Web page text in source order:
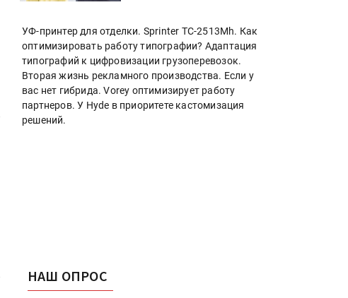
УФ-принтер для отделки. Sprinter ТС-2513Mh. Как
оптимизировать работу типографии? Адаптация
типографий к цифровизации грузоперевозок.
Вторая жизнь рекламного производства. Если у
вас нет гибрида. Vorey оптимизирует работу
партнеров. У Hyde в приоритете кастомизация
решений.
НАШ ОПРОС